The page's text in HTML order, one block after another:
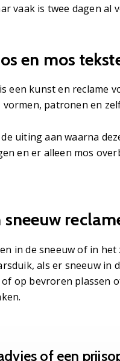
vaak is twee dagen al
en mos
een kunst en reclame
vormen, patronen en
uiting aan waarna
en er alleen mos
sneeuw
in de sneeuw of in
als er sneeuw in
op bevroren plassen
of een